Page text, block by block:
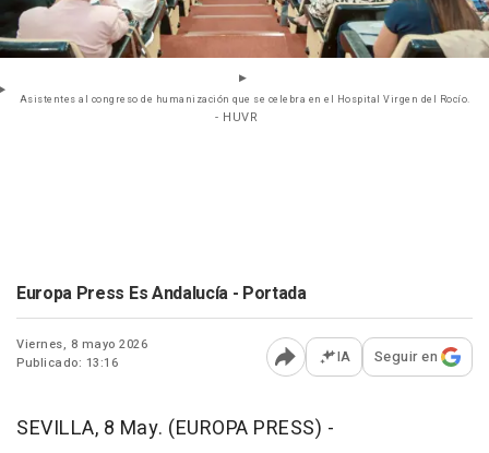
Asistentes al congreso de humanización que se celebra en el Hospital Virgen del Rocío.
- HUVR
Europa Press Es Andalucía - Portada
Viernes, 8 mayo 2026
Publicado: 13:16
Abrir opciones para
IA Seguir en
SEVILLA, 8 May. (EUROPA PRESS) -